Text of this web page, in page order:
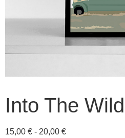
Into The Wild
15,00 € - 20,00 €